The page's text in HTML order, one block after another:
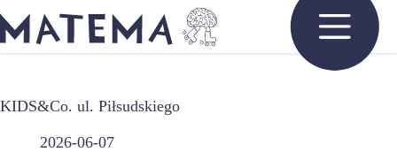
do
treści
KIDS&Co. ul. Piłsudskiego
2026-06-07